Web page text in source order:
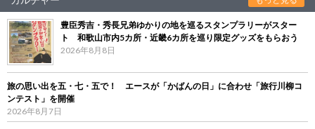
豊臣秀吉・秀長兄弟ゆかりの地を巡るスタンプラリーがスター
ト 和歌山市内5カ所・近畿6カ所を巡り限定グッズをもらおう
2026年8月8日
旅の思い出を五・七・五で！ エースが「かばんの日」に合わせ「旅行川柳コ
ンテスト」を開催
2026年8月7日